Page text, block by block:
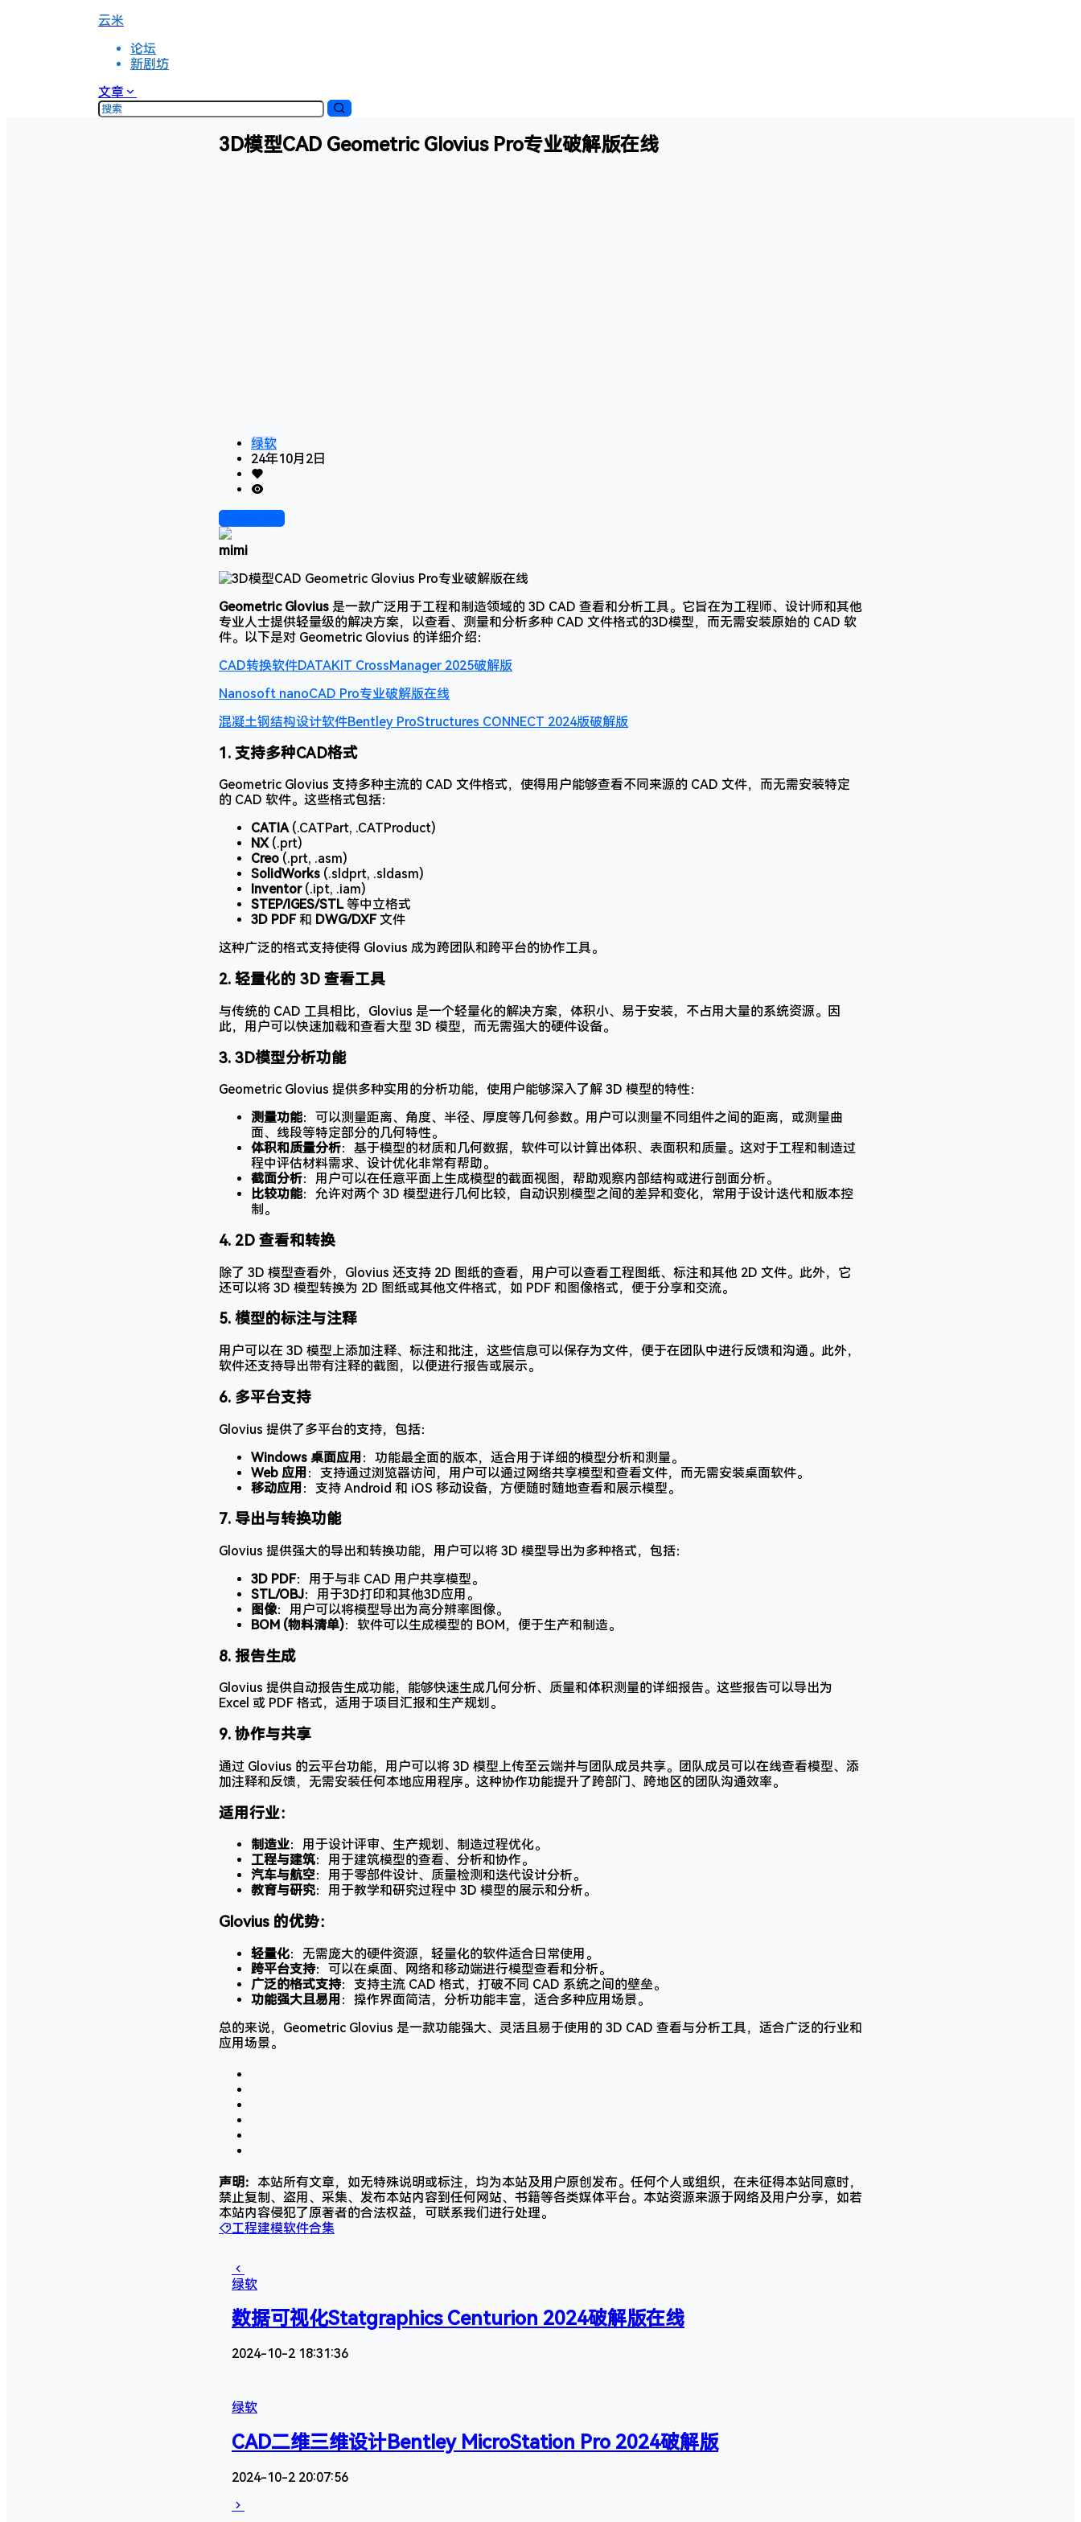
云米
论坛
新剧坊
文章
3D模型CAD Geometric Glovius Pro专业破解版在线
绿软
24年10月2日
mimi
Geometric Glovius 是一款广泛用于工程和制造领域的 3D CAD 查看和分析工具。它旨在为工程师、设计师和其他
专业人士提供轻量级的解决方案，以查看、测量和分析多种 CAD 文件格式的3D模型，而无需安装原始的 CAD 软
件。以下是对 Geometric Glovius 的详细介绍：
CAD转换软件DATAKIT CrossManager 2025破解版
Nanosoft nanoCAD Pro专业破解版在线
混凝土钢结构设计软件Bentley ProStructures CONNECT 2024版破解版
1. 支持多种CAD格式
Geometric Glovius 支持多种主流的 CAD 文件格式，使得用户能够查看不同来源的 CAD 文件，而无需安装特定
的 CAD 软件。这些格式包括：
CATIA(.CATPart, .CATProduct)
NX(.prt)
Creo (.prt, .asm)
SolidWorks (.sldprt, .sldasm)
Inventor(.ipt, .iam)
STEP/IGES/STL等中立格式
3D PDF和 DWG/DXF文件
这种广泛的格式支持使得 Glovius 成为跨团队和跨平台的协作工具。
2. 轻量化的 3D 查看工具
与传统的 CAD 工具相比，Glovius 是一个轻量化的解决方案，体积小、易于安装，不占用大量的系统资源。因
此，用户可以快速加载和查看大型 3D 模型，而无需强大的硬件设备。
3. 3D模型分析功能
Geometric Glovius 提供多种实用的分析功能，使用户能够深入了解 3D 模型的特性：
测量功能：可以测量距离、角度、半径、厚度等几何参数。用户可以测量不同组件之间的距离，或测量曲
面、线段等特定部分的几何特性。
体积和质量分析：基于模型的材质和几何数据，软件可以计算出体积、表面积和质量。这对于工程和制造过
程中评估材料需求、设计优化非常有帮助。
截面分析：用户可以在任意平面上生成模型的截面视图，帮助观察内部结构或进行剖面分析。
比较功能：允许对两个 3D 模型进行几何比较，自动识别模型之间的差异和变化，常用于设计迭代和版本控
制。
4. 2D 查看和转换
除了 3D 模型查看外，Glovius 还支持 2D 图纸的查看，用户可以查看工程图纸、标注和其他 2D 文件。此外，它
还可以将 3D 模型转换为 2D 图纸或其他文件格式，如 PDF 和图像格式，便于分享和交流。
5. 模型的标注与注释
用户可以在 3D 模型上添加注释、标注和批注，这些信息可以保存为文件，便于在团队中进行反馈和沟通。此外，
软件还支持导出带有注释的截图，以便进行报告或展示。
6. 多平台支持
Glovius 提供了多平台的支持，包括：
Windows 桌面应用 ：功能最全面的版本，适合用于详细的模型分析和测量。
Web 应用 ：支持通过浏览器访问，用户可以通过网络共享模型和查看文件，而无需安装桌面软件。
移动应用 ：支持 Android 和 iOS 移动设备，方便随时随地查看和展示模型。
7. 导出与转换功能
Glovius 提供强大的导出和转换功能，用户可以将 3D 模型导出为多种格式，包括：
3D PDF：用于与非 CAD 用户共享模型。
STL/OBJ：用于3D打印和其他3D应用。
图像：用户可以将模型导出为高分辨率图像。
BOM (物料清单)：软件可以生成模型的 BOM，便于生产和制造。
8. 报告生成
Glovius 提供自动报告生成功能，能够快速生成几何分析、质量和体积测量的详细报告。这些报告可以导出为
Excel 或 PDF 格式，适用于项目汇报和生产规划。
9. 协作与共享
通过 Glovius 的云平台功能，用户可以将 3D 模型上传至云端并与团队成员共享。团队成员可以在线查看模型、添
加注释和反馈，无需安装任何本地应用程序。这种协作功能提升了跨部门、跨地区的团队沟通效率。
适用行业：
制造业：用于设计评审、生产规划、制造过程优化。
工程与建筑：用于建筑模型的查看、分析和协作。
汽车与航空：用于零部件设计、质量检测和迭代设计分析。
教育与研究：用于教学和研究过程中 3D 模型的展示和分析。
Glovius 的优势：
轻量化：无需庞大的硬件资源，轻量化的软件适合日常使用。
跨平台支持：可以在桌面、网络和移动端进行模型查看和分析。
广泛的格式支持：支持主流 CAD 格式，打破不同 CAD 系统之间的壁垒。
功能强大且易用 ：操作界面简洁，分析功能丰富，适合多种应用场景。
总的来说，Geometric Glovius 是一款功能强大、灵活且易于使用的 3D CAD 查看与分析工具，适合广泛的行业和
应用场景。
声明： 本站所有文章，如无特殊说明或标注，均为本站及用户原创发布。任何个人或组织，在未征得本站同意时，
禁止复制、盗用、采集、发布本站内容到任何网站、书籍等各类媒体平台。本站资源来源于网络及用户分享，如若
本站内容侵犯了原著者的合法权益，可联系我们进行处理。
工程建模软件合集
绿软
数据可视化Statgraphics Centurion 2024破解版在线
2024-10-2 18:31:36
绿软
CAD二维三维设计Bentley MicroStation Pro 2024破解版
2024-10-2 20:07:56